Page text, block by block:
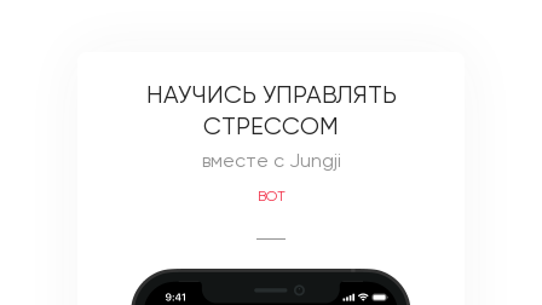
НАУЧИСЬ УПРАВЛЯТЬ
СТРЕССОМ
вместе с Jungji
BOT